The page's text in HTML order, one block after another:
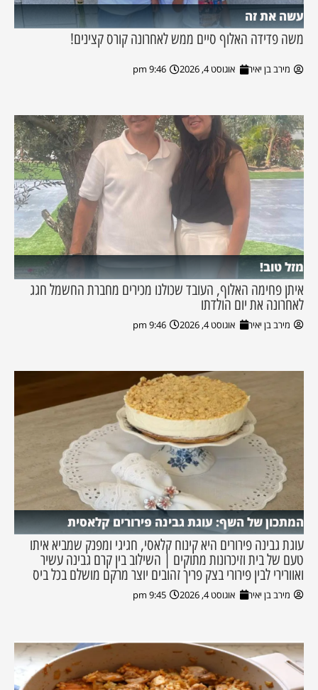
עשה את זה
משה פדידה האלוף סיים ממש לאחרונה קורס קצינים!
מירב בן יאיר אוגוסט 4, 2026 9:46 pm
מזל טוב!
איתן פחימה האלוף, העובד שכולנו מכירים מחברת החשמל חגג
לאחרונה את יום הולדתו
מירב בן יאיר אוגוסט 4, 2026 9:46 pm
המתכון של השף: עוגת גבינה פירורים קלאסית
עוגת גבינה פירורים היא קינוח קלאסי, חגיגי ומפנק שמביא איתו
טעם של בית וזיכרונות מתוקים | השילוב בין קרם גבינה עשיר
ואוורירי לבין פירורי בצק פריך זהובים יוצר מרקם מושלם בכל ביס
מירב בן יאיר אוגוסט 4, 2026 9:45 pm